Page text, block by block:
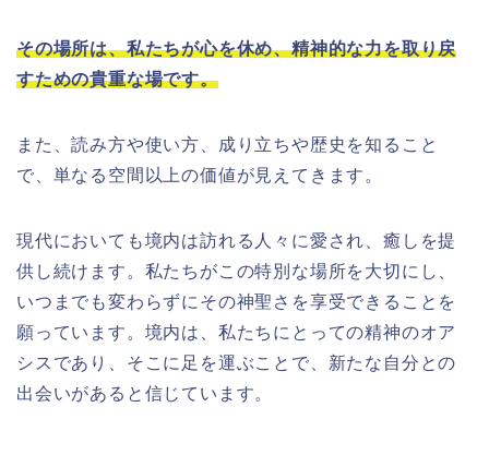
その場所は、私たちが心を休め、精神的な力を取り戻
すための貴重な場です。
また、読み方や使い方、成り立ちや歴史を知ること
で、単なる空間以上の価値が見えてきます。
現代においても境内は訪れる人々に愛され、癒しを提
供し続けます。私たちがこの特別な場所を大切にし、
いつまでも変わらずにその神聖さを享受できることを
願っています。境内は、私たちにとっての精神のオア
シスであり、そこに足を運ぶことで、新たな自分との
出会いがあると信じています。